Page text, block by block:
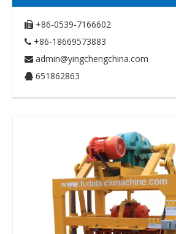
 +86-0539-7166602
 +86-18669573883
 admin@yingchengchina.com
 651862863